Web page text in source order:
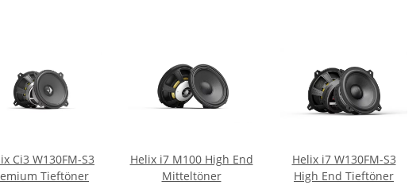
Ci3 W130FM-S3
Tieftöner
Helix i7 M100 High End
Mitteltöner
Helix i7 W130FM-S3
High End Tieftöner